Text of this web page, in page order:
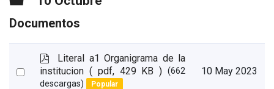
Documentos
Select
p
d
f
Literal a1 Organigrama de la
institucion ( pdf, 429 KB ) (662
descargas)
Popular
10 May 2023